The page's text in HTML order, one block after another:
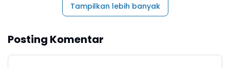
Tampilkan lebih banyak
Posting Komentar